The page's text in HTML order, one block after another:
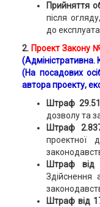
Прийняття
після
до
2. Проект Закону
(На посадових
автора проекту,
Штраф
дозволу та
Штраф
проектної
Штраф від
Здійснення
Штраф від